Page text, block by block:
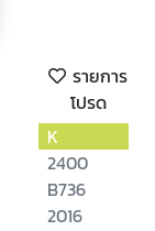
รายการ
โปรด
K
2400
B736
2016